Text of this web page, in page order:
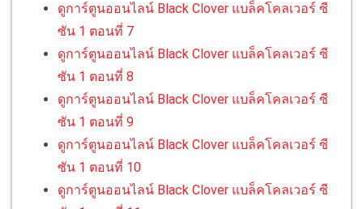
ดูการ์ตูนออนไลน์ Black Clover แบล็คโคลเวอร์ ซี
ซัน 1 ตอนที่ 7
ดูการ์ตูนออนไลน์ Black Clover แบล็คโคลเวอร์ ซี
ซัน 1 ตอนที่ 8
ดูการ์ตูนออนไลน์ Black Clover แบล็คโคลเวอร์ ซี
ซัน 1 ตอนที่ 9
ดูการ์ตูนออนไลน์ Black Clover แบล็คโคลเวอร์ ซี
ซัน 1 ตอนที่ 10
ดูการ์ตูนออนไลน์ Black Clover แบล็คโคลเวอร์ ซี